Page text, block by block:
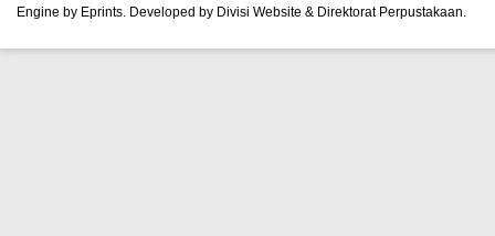
Engine by Eprints. Developed by Divisi Website & Direktorat Perpustakaan.